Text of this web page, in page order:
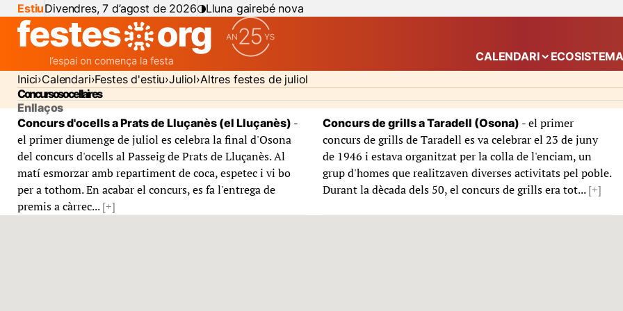
EstiuDivendres, 7 d’agost de 2026 Lluna gairebé nova
CALENDARI Mostra el
ECOSISTEMA
Inici Calendari Festes d'estiu Juliol Altres festes de juliol
Concursos ocellaires
Enllaços
Concurs d'ocells a Prats de Lluçanès (el Lluçanès) -
el primer diumenge de juliol es celebra la final d'Osona
del concurs d'ocells al Passeig de Prats de Lluçanès. Al
matí esmorzar amb repartiment de coca, espetec i vi bo
per a tothom. En acabar el concurs, es fa l'entrega de
premis a càrrec...[+]
Concurs de grills a Taradell (Osona) - el primer
concurs de grills de Taradell es va celebrar el 23 de juny
de 1946 i estava organitzat per la colla de l'enciam, un
grup d'homes que realitzaven diverses activitats pel poble.
Durant la dècada dels 50, el concurs de grills era tot...[+]